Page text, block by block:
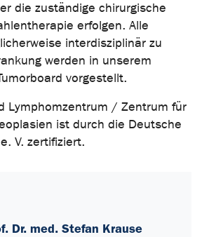
die zuständige chirurgische
erfolgen. Alle
interdisziplinär zu
werden in unserem
vorgestellt.
Lymphomzentrum / Zentrum für
ist durch die Deutsche
V. zertifiziert.
Dr. med. Stefan Krause